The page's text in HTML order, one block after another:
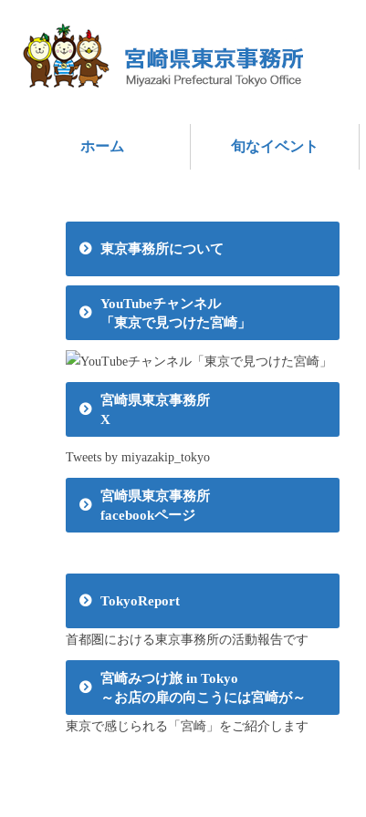
ホーム 旬なイベント
東京事務所について
YouTubeチャンネル
「東京で見つけた宮崎」
宮崎県東京事務所
X
Tweets by miyazakip_tokyo
宮崎県東京事務所
facebookページ
TokyoReport
首都圏における東京事務所の活動報告です
宮崎みつけ旅 in Tokyo
～お店の扉の向こうには宮崎が～
東京で感じられる「宮崎」をご紹介します